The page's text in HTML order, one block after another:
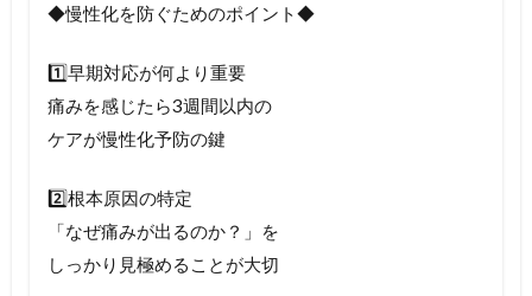
◆慢性化を防ぐためのポイント◆
1️⃣早期対応が何より重要
痛みを感じたら3週間以内の
ケアが慢性化予防の鍵
2️⃣根本原因の特定
「なぜ痛みが出るのか？」を
しっかり見極めることが大切